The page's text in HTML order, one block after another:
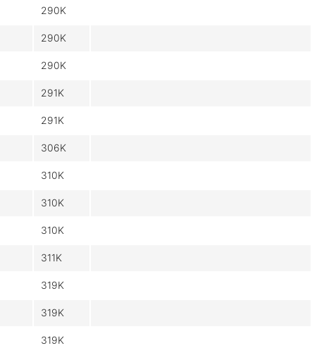
290K
290K
290K
291K
291K
306K
310K
310K
310K
311K
319K
319K
319K